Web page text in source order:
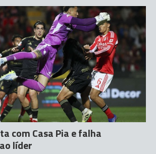
com Casa Pia e falha
líder